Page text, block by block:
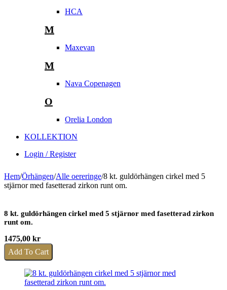
HCA
M
Maxevan
M
Nava Copenagen
O
Orelia London
KOLLEKTION
Login / Register
Hem/Örhängen/Alle oereringe/8 kt. guldörhängen cirkel med 5
stjärnor med fasetterad zirkon runt om.
8 kt. guldörhängen cirkel med 5 stjärnor med fasetterad zirkon
runt om.
1475,00 kr
Add To Cart